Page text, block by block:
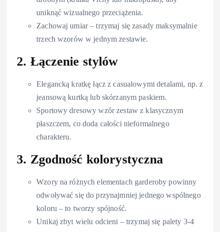
uniknąć wizualnego przeciążenia.
Zachowaj umiar – trzymaj się zasady maksymalnie
trzech wzorów w jednym zestawie.
2. Łączenie stylów
Elegancką kratkę łącz z casualowymi detalami, np. z
jeansową kurtką lub skórzanym paskiem.
Sportowy dresowy wzór zestaw z klasycznym
płaszczem, co doda całości nieformalnego
charakteru.
3. Zgodność kolorystyczna
Wzory na różnych elementach garderoby powinny
odwoływać się do przynajmniej jednego wspólnego
koloru – to tworzy spójność.
Unikaj zbyt wielu odcieni – trzymaj się palety 3-4